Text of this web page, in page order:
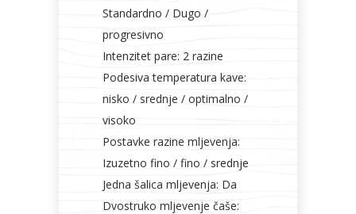
Standardno / Dugo /
progresivno
Intenzitet pare: 2 razine
Podesiva temperatura kave:
nisko / srednje / optimalno /
visoko
Postavke razine mljevenja:
Izuzetno fino / fino / srednje
Jedna šalica mljevenja: Da
Dvostruko mljevenje čaše: